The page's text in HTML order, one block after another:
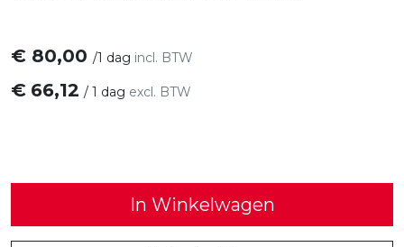
€ 80,00 /1 dag incl. BTW
€ 66,12 / 1 dag excl. BTW
In Winkelwagen